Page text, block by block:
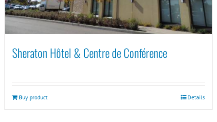
Sheraton Hôtel & Centre de Conférence
Buy product Details